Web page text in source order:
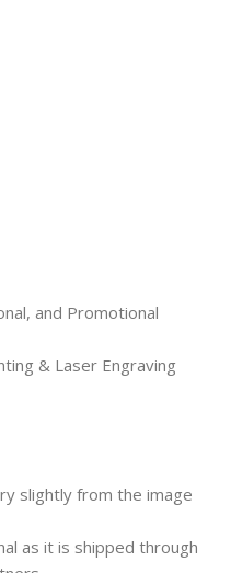
and Promotional
& Laser Engraving
slightly from the image
as it is shipped through